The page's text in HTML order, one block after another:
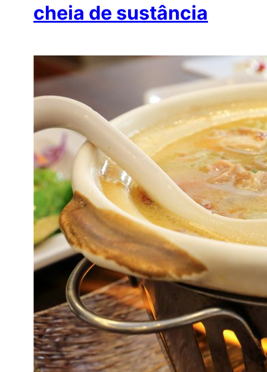
cheia de sustância